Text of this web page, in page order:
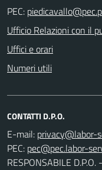
PEC:
Ufficio Relazioni con il
Uffici e orari
Numeri utili
CONTATTI D.P.O.
E-mail:
PEC:
RESPONSABILE